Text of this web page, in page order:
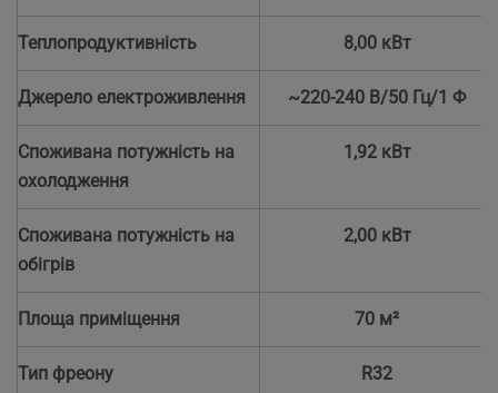
Теплопродуктивність 8,00 кВт
Джерело електроживлення ~220-240 В/50 Гц/1 Ф
Споживана потужність на
охолодження
1,92 кВт
Споживана потужність на
обігрів
2,00 кВт
Площа приміщення 70 м²
Тип фреону R32